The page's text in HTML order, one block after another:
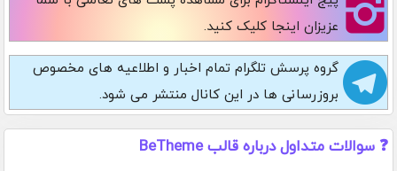
عزیزان اینجا کلیک کنید.
گروه پرسش تلگرام تمام اخبار و اطلاعیه های مخصوص
بروزرسانی ها در این کانال منتشر می شود.
❓ سوالات متداول درباره قالب BeTheme